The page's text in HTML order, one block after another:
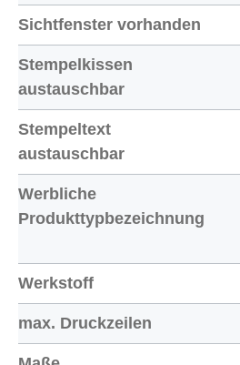
Sichtfenster vorhanden
Stempelkissen
austauschbar
Stempeltext
austauschbar
Werbliche
Produkttypbezeichnung
Werkstoff
max. Druckzeilen